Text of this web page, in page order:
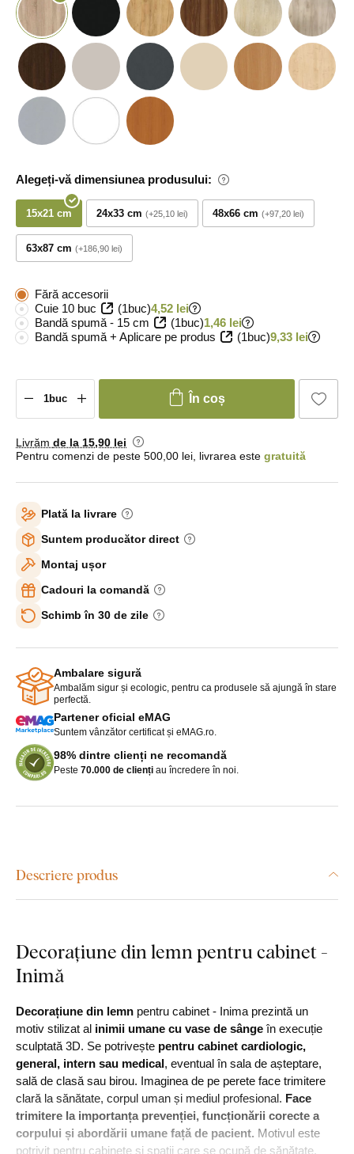
Alegeți-vă dimensiunea produsului:
15x21 cm 24x33 cm +25,10 lei 48x66 cm +97,20 lei
63x87 cm +186,90 lei
Fără accesorii
Cuie 10 buc
(1buc)4,52 lei
Bandă spumă - 15 cm
(1buc)1,46 lei
Bandă spumă + Aplicare pe produs
(1buc)9,33 lei
În coș
Livrăm de la 15,90 lei
Pentru comenzi de peste 500,00 lei, livrarea este gratuită
Plată la livrare
Suntem producător direct
Montaj ușor
Cadouri la comandă
Schimb în 30 de zile
Ambalare sigură
Ambalăm sigur și ecologic, pentru ca produsele să ajungă în stare
perfectă.
Partener oficial eMAG
Suntem vânzător certificat și eMAG.ro.
98% dintre clienți ne recomandă
Peste 70.000 de clienți au încredere în noi.
Descriere produs
Decorațiune din lemn pentru cabinet -
Inimă
Decorațiune din lemn pentru cabinet - Inima prezintă un
motiv stilizat al inimii umane cu vase de sângeîn execuție
sculptată 3D. Se potrivește pentru cabinet cardiologic,
general, intern sau medical, eventual în sala de așteptare,
sală de clasă sau birou. Imaginea de pe perete face trimitere
clară la sănătate, corpul uman și mediul profesional. Face
trimitere la importanța prevenției, funcționării corecte a
corpului și abordării umane față de pacient. Motivul este
potrivit pentru cabinete și spații care se ocupă de sănătate,